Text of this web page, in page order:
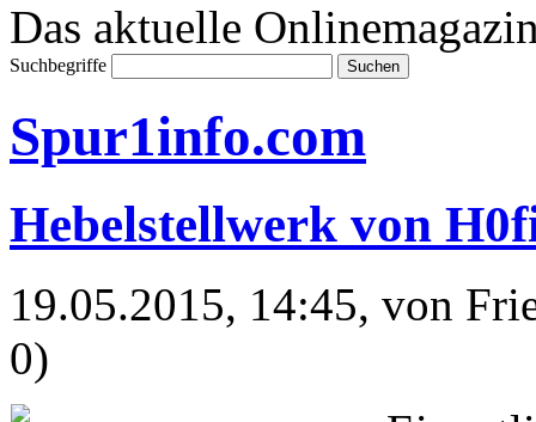
Das aktuelle
Suchbegriffe
Spur1info.com
Hebelstellwerk von
19.05.2015, 14:45, von
0)